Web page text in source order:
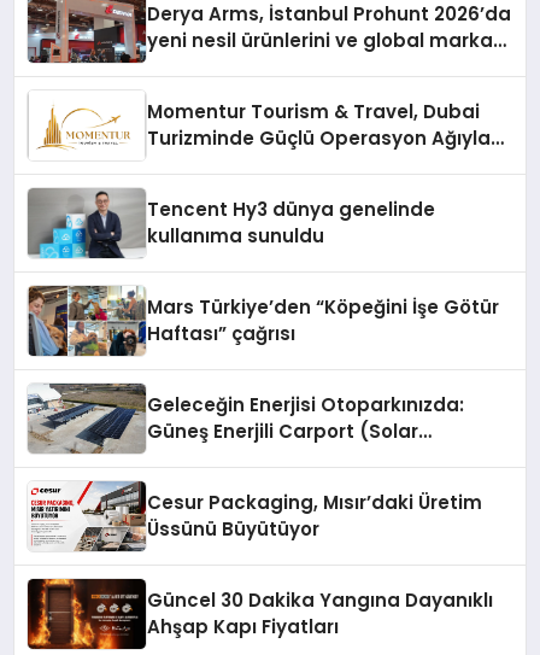
Derya Arms, İstanbul Prohunt 2026’da
yeni nesil ürünlerini ve global marka
Momentur Tourism & Travel, Dubai
Turizminde Güçlü Operasyon Ağıyla
Tencent Hy3 dünya genelinde
kullanıma sunuldu
Mars Türkiye’den “Köpeğini İşe Götür
Haftası” çağrısı
Geleceğin Enerjisi Otoparkınızda:
Güneş Enerjili Carport (Solar
Cesur Packaging, Mısır’daki Üretim
Üssünü Büyütüyor
Güncel 30 Dakika Yangına Dayanıklı
Ahşap Kapı Fiyatları